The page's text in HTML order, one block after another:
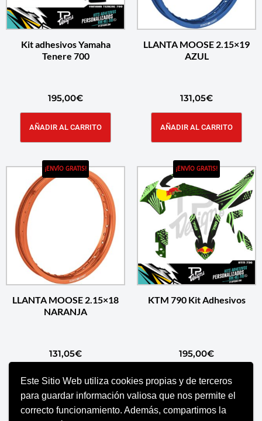
Este Sitio Web utiliza cookies propias y de terceros
para guardar información valiosa que nos permite el
correcto funcionamiento. Además, compartimos la
Kit adhesivos Yamaha
Tenere 700
195,00€
AÑADIR AL CARRITO
LLANTA MOOSE 2.15×19
AZUL
131,05€
AÑADIR AL CARRITO
¡ENVÍO GRATIS!
LLANTA MOOSE 2.15×18
NARANJA
131,05€
AÑADIR AL CARRITO
¡ENVÍO GRATIS!
KTM 790 Kit Adhesivos
195,00€
AÑADIR AL CARRITO